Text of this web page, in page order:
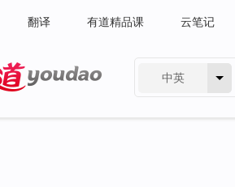
翻译 有道精品课 云笔记
中英